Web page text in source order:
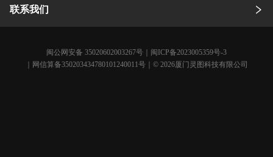
联系我们
闽公网安备 35020602003267号
闽ICP备2023005359号-3
｜网信算备350203434780101240011号｜© 2026厦门灵图科技有限公司